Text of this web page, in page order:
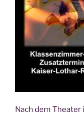
Nach dem Thea­ter